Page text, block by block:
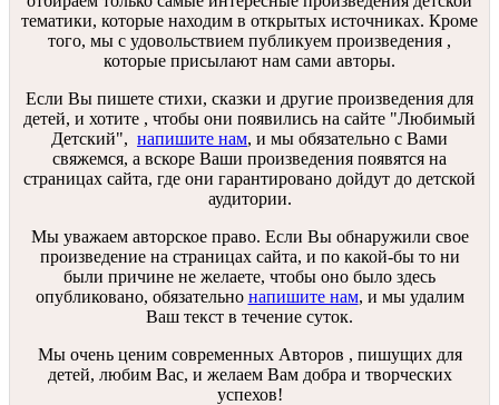
тематики, которые находим в открытых источниках. Кроме
того, мы с удовольствием публикуем произведения ,
которые присылают нам сами авторы.
Если Вы пишете стихи, сказки и другие произведения для
детей, и хотите , чтобы они появились на сайте "Любимый
Детский", напишите нам, и мы обязательно с Вами
свяжемся, а вскоре Ваши произведения появятся на
страницах сайта, где они гарантировано дойдут до детской
аудитории.
Мы уважаем авторское право. Если Вы обнаружили свое
произведение на страницах сайта, и по какой-бы то ни
были причине не желаете, чтобы оно было здесь
опубликовано, обязательно напишите нам, и мы удалим
Ваш текст в течение суток.
Мы очень ценим современных Авторов , пишущих для
детей, любим Вас, и желаем Вам добра и творческих
успехов!